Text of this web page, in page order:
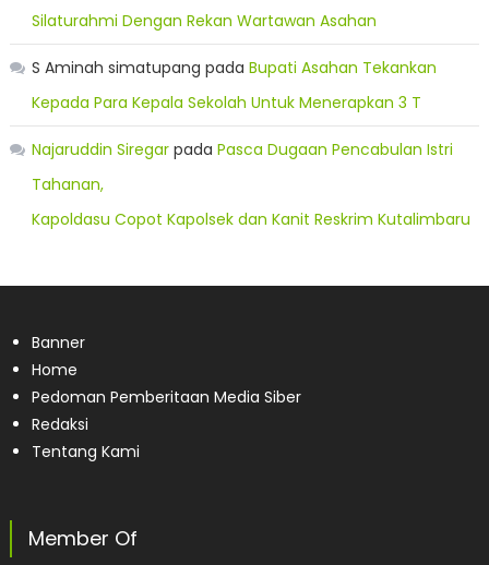
Silaturahmi Dengan Rekan Wartawan Asahan
S Aminah simatupang pada Bupati Asahan Tekankan
Kepada Para Kepala Sekolah Untuk Menerapkan 3 T
Najaruddin Siregarpada Pasca Dugaan Pencabulan Istri
Tahanan,
Kapoldasu Copot Kapolsek dan Kanit Reskrim Kutalimbaru
Banner
Home
Pedoman Pemberitaan Media Siber
Redaksi
Tentang Kami
Member Of